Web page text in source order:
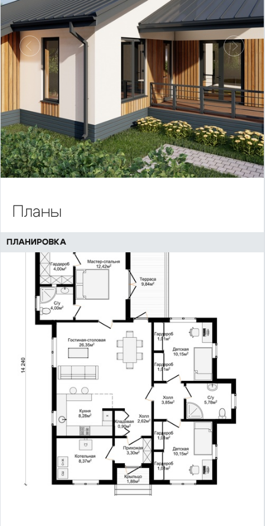
Предыдущий
Планы
ПЛАНИРОВКА